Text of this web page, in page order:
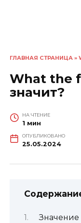
ГЛАВНАЯ СТРАНИЦА »
What the
значит?
НА ЧТЕНИЕ
1 мин
ОПУБЛИКОВАНО
25.05.2024
Значение